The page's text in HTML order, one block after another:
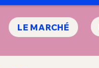
LE MARCHÉ